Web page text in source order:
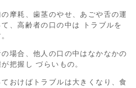
摩耗、歯茎のやせ、あごや舌の運
、高齢者の口の中は トラブルを
場合、他人の口の中はなかなかの
把握し づらいもの。
おけばトラブルは大きくなり、食